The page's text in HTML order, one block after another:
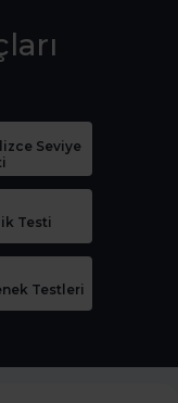
Seviye
Testi
Testleri